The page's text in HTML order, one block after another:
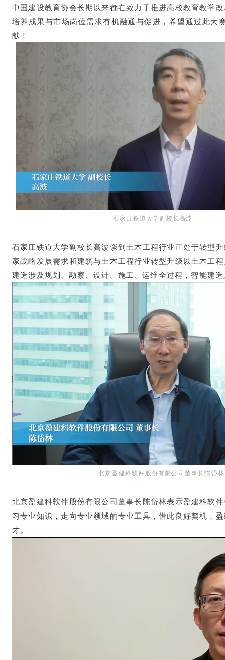
中国建设教育协会长期以来都在致力于推进高校教育教学
培养成果与市场岗位需求有机融通与促进，希望通过此
献！
石家庄铁道大学副校长高波
石家庄铁道大学副校长高波谈到土木工程行业正处于转型
家战略发展需求和建筑与土木工程行业转型升级以土木工
建造涉及规划、勘察、设计、施工、运维全过程，智能建
北京盈建科软件股份有限公司董事长陈岱林
北京盈建科软件股份有限公司董事长陈岱林表示盈建科软
习专业知识，走向专业领域的专业工具，借此良好契机，
才。